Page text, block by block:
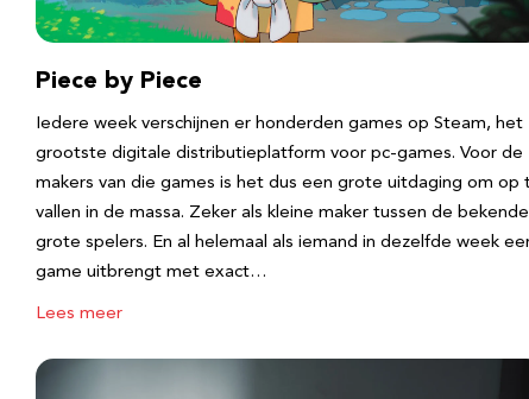
Piece by Piece
Iedere week verschijnen er honderden games op Steam, het
grootste digitale distributieplatform voor pc-games. Voor de
makers van die games is het dus een grote uitdaging om op
vallen in de massa. Zeker als kleine maker tussen de bekende
grote spelers. En al helemaal als iemand in dezelfde week
game uitbrengt met exact…
Lees meer